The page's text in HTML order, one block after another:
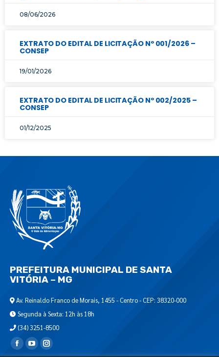
08/06/2026
EXTRATO DO EDITAL DE LICITAÇÃO Nº 001/2026 –
CONSEP
19/01/2026
EXTRATO DO EDITAL DE LICITAÇÃO Nº 002/2025 –
CONSEP
01/12/2025
PREFEITURA MUNICIPAL DE SANTA
VITÓRIA – MG
Av. Reinaldo Franco de Morais, 1455 - Centro - CEP: 38320-000
Segunda à Sexta: 12h às 18h
(34) 3251-8500
Encontre-nos em: